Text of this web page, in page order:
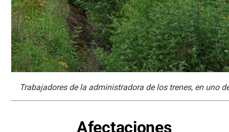
Trabajadores de la administradora de los trenes, en uno
Afectaciones